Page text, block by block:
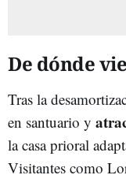
De dónde
Tras la
en santuario y
la casa prioral
Visitantes como